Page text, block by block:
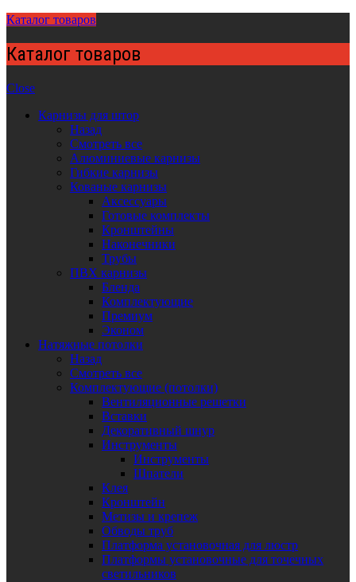
Каталог товаров
Каталог товаров
Close
Карнизы для штор
Назад
Смотреть все
Алюминиевые карнизы
Гибкие карнизы
Кованые карнизы
Аксессуары
Готовые комплекты
Кронштейны
Наконечники
Трубы
ПВХ карнизы
Бленда
Комплектующие
Премиум
Эконом
Натяжные потолки
Назад
Смотреть все
Комплектующие (потолки)
Вентиляционные решетки
Вставки
Декоративный шнур
Инструменты
Инструменты
Шпатели
Клея
Кронштейн
Метизы и крепеж
Обводы труб
Платформа установочная для люстр
Платформы установочные для точечных
светильников